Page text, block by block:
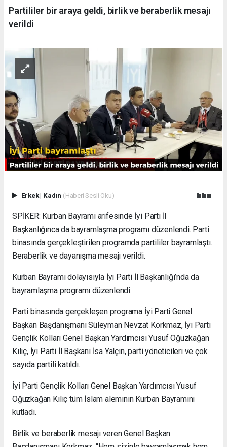
Partililer bir araya geldi, birlik ve beraberlik mesajı
verildi
Erkek| Kadın (Haberi Sesli Oku)
SPİKER: Kurban Bayramı arifesinde İyi Parti İl
Başkanlığınca da bayramlaşma programı düzenlendi. Parti
binasında gerçekleştirilen programda partililer bayramlaştı.
Beraberlik ve dayanışma mesajı verildi.
Kurban Bayramı dolayısıyla İyi Parti İl Başkanlığı’nda da
bayramlaşma programı düzenlendi.
Parti binasında gerçekleşen programa İyi Parti Genel
Başkan Başdanışmanı Süleyman Nevzat Korkmaz, İyi Parti
Gençlik Kolları Genel Başkan Yardımcısı Yusuf Oğuzkağan
Kılıç, İyi Parti İl Başkanı İsa Yalçın, parti yöneticileri ve çok
sayıda partili katıldı.
İyi Parti Gençlik Kolları Genel Başkan Yardımcısı Yusuf
Oğuzkağan Kılıç tüm İslam aleminin Kurban Bayramını
kutladı.
Birlik ve beraberlik mesajı veren Genel Başkan